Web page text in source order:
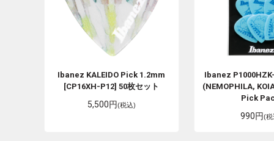
Ibanez KALEIDO Pick 1.2mm
[CP16XH-P12] 50枚セット
5,500円(税込)
Ibanez
(NEMOPHILA,
Pick
990円(税